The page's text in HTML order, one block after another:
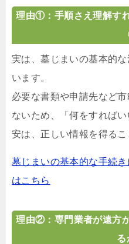
理由①：手順さえ理解す
実は、墓じまいの基本的
います。
必要な書類や申請先など
ないため、「何をすれば
安は、正しい情報を得るこ
墓じまいの基本的な手続
はこちら
理由②：専門業者が遠方
る